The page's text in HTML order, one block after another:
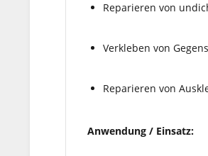
Reparieren von
Verkleben von
Reparieren von
Anwendung / Einsatz: